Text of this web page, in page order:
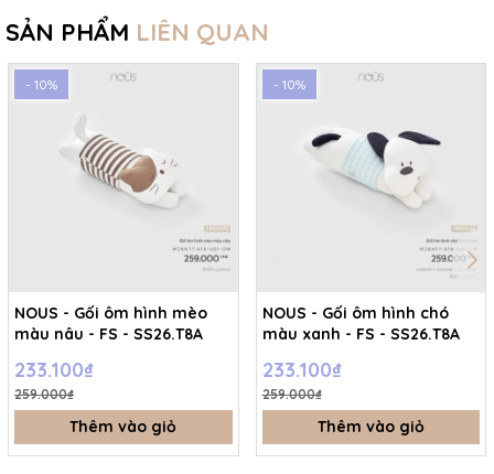
SẢN PHẨM LIÊN QUAN
- 10%
NOUS - Gối ôm hình mèo
màu nâu - FS - SS26.T8A
233.100₫
259.000₫
Thêm vào giỏ
- 10%
NOUS - Gối ôm hình chó
màu xanh - FS - SS26.T8A
233.100₫
259.000₫
Thêm vào giỏ